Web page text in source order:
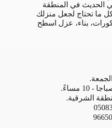
الحديث في المنطقة
ما تحتاج لجعل منزلك
بناء، عزل اسطح
الشرقية.